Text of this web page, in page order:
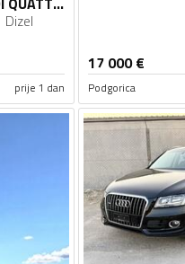
Dizel
prije 1 dan
17 000€
Podgorica